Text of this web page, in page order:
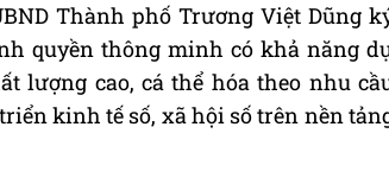
Thành phố Trương Việt Dũng
quyền thông minh có khả năng
lượng cao, cá thể hóa theo nhu
kinh tế số, xã hội số trên nền